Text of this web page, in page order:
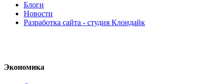
Блоги
Новости
Разработка сайта - студия Клондайк
Экономика